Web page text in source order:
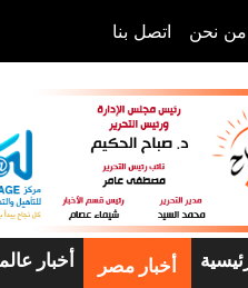
من نحن اتصل بنا
أخبار مصر أخبار